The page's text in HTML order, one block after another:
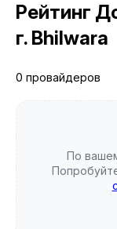
Рейтинг
г. Bhilwara
0 провайдеров
По